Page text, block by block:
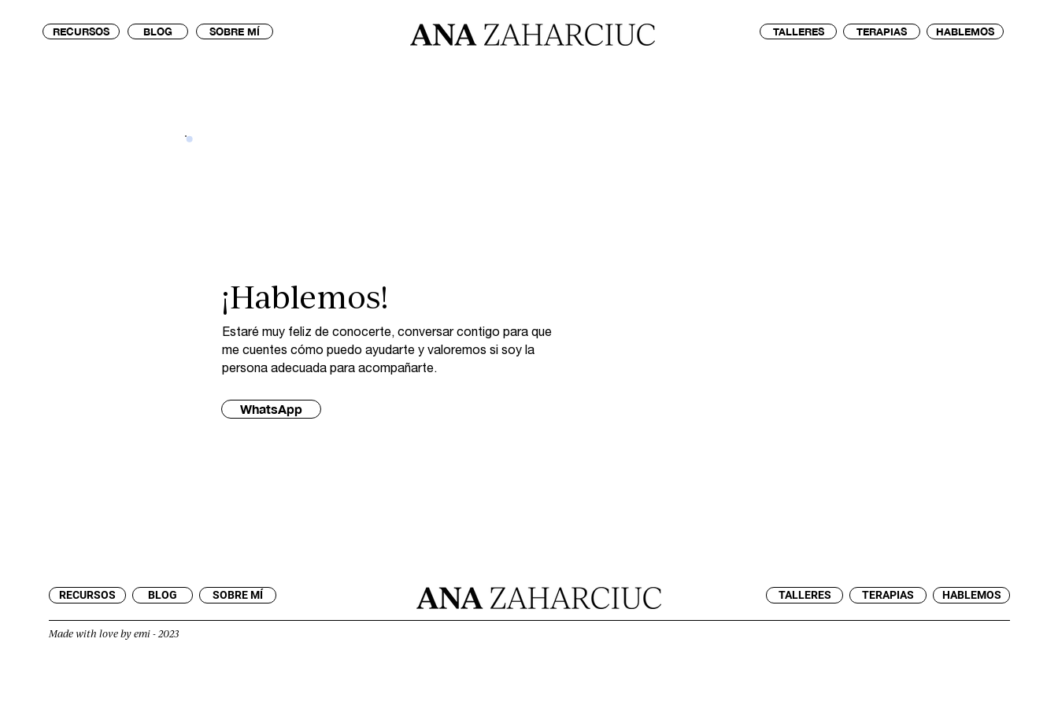
RECURSOS BLOG SOBRE MÍ TALLERES TERAPIAS HABLEMOS
¡Hablemos!
Estaré muy feliz de conocerte, conversar contigo para que
me cuentes cómo puedo ayudarte y valoremos si soy la
persona adecuada para acompañarte.
WhatsApp
RECURSOS BLOG SOBRE MÍ TALLERES TERAPIAS HABLEMOS
Made with love by emi - 2023